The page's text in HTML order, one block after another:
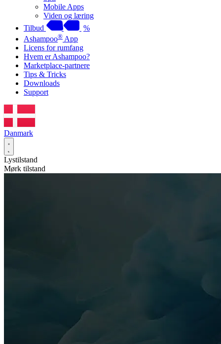
Mobile Apps
Viden og læring
Tilbud
%
Ashampoo® App
Licens for rumfang
Hvem er Ashampoo?
Marketplace-partnere
Tips & Tricks
Downloads
Support
Danmark
Lystilstand
Mørk tilstand